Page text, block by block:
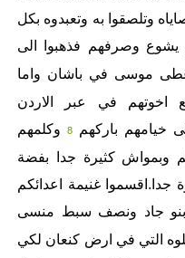
وتلصقوا به وتعبدوه بكل
وصرفهم فذهبوا الى
موسى في باشان واما
اخوتهم في عبر الاردن
خيامهم باركهم
8وكلمهم
وبمواش كثيرة جدا بفضة
غنيمة اعدائكم
جاد ونصف سبط منسى
التي في ارض كنعان لكي